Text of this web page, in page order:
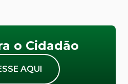
o Cidadão
AQUI